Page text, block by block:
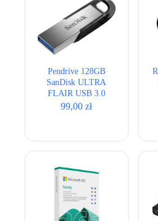
Pendrive 128GB
SanDisk ULTRA
FLAIR USB 3.0
srebrny
99,00zł